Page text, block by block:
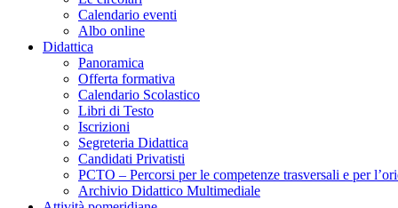
Calendario eventi
Albo online
Didattica
Panoramica
Offerta formativa
Calendario Scolastico
Libri di Testo
Iscrizioni
Segreteria Didattica
Candidati Privatisti
PCTO – Percorsi per le competenze trasversali e per
Archivio Didattico Multimediale